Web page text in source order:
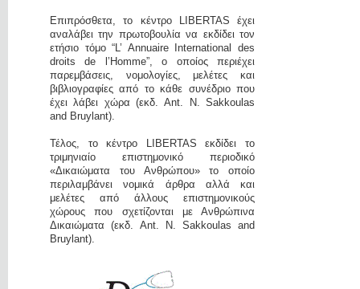
Επιπρόσθετα, το κέντρο LIBERTAS έχει
αναλάβει την πρωτοβουλία να εκδίδει τον
ετήσιο τόμο “L’ Annuaire International des
droits de l’Homme”, ο οποίος περιέχει
παρεμβάσεις, νομολογίες, μελέτες και
βιβλιογραφίες από το κάθε συνέδριο που
έχει λάβει χώρα (εκδ. Ant. N. Sakkoulas
and Bruylant).
Τέλος, το κέντρο LIBERTAS εκδίδει το
τριμηνιαίο επιστημονικό περιοδικό
«Δικαιώματα του Ανθρώπου» το οποίο
περιλαμβάνει νομικά άρθρα αλλά και
μελέτες από άλλους επιστημονικούς
χώρους που σχετίζονται με Ανθρώπινα
Δικαιώματα (εκδ. Ant. N. Sakkoulas and
Bruylant).